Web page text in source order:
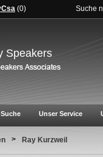
(0) Suche
Speakers
Unser Service
> Ray Kurzweil